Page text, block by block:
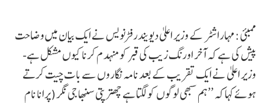
ممبئی :مہاراشٹر کے وزیر اعلیٰ دیویندر فڑنویس نے ایک بیان میں وضاحت
پیش کی ہے کہ آخر اورنگ زیب کی قبر کو منہدم کرنا کیوں مشکل ہے-
وزیر اعلیٰ نے ایک تقریب کے بعد نامہ نگاروں سے بات چیت کرتے
ہوئے کہا کہ ’’ہم سبھی لوگوں کو لگتا ہے چھترپتی سنبھا جی نگر (پرانا نام